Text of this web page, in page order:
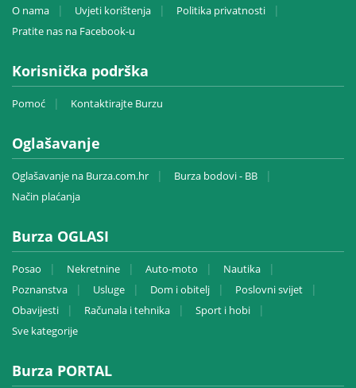
O nama Uvjeti korištenja
Politika privatnosti
Pratite nas na Facebook-u
Korisnička podrška
Pomoć Kontaktirajte Burzu
Oglašavanje
Oglašavanje na Burza.com.hr
Burza bodovi - BB
Način plaćanja
Burza OGLASI
Posao Nekretnine Auto-moto
Nautika
Poznanstva
Usluge Dom i obitelj
Poslovni svijet
Obavijesti
Računala i tehnika
Sport i hobi
Sve kategorije
Burza PORTAL